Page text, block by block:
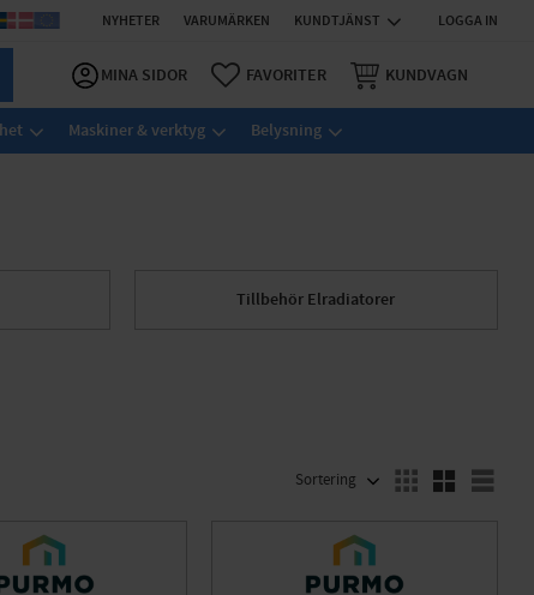
NYHETER VARUMÄRKEN KUNDTJÄNST LOGGA IN
MINA SIDOR FAVORITER KUNDVAGN
Maskiner & verktyg Belysning
Tillbehör Elradiatorer
VÄLJ SORTERING